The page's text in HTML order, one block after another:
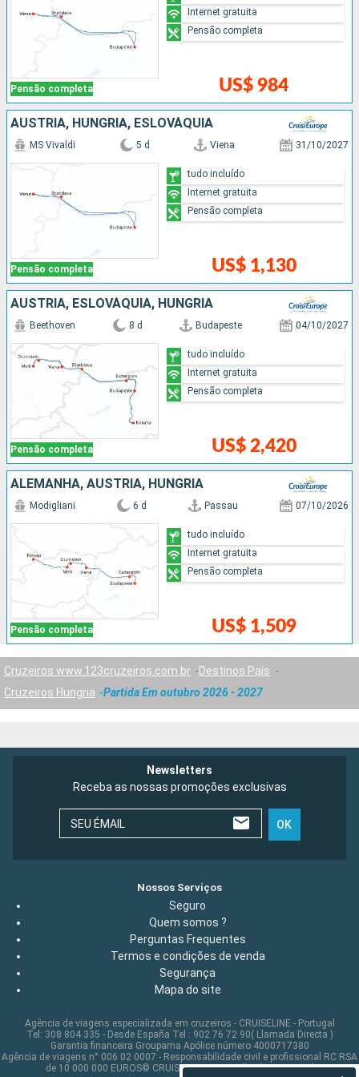
Pensão completa US$ 984
Internet gratuita
Pensão completa
AUSTRIA, HUNGRIA, ESLOVÁQUIA
Pensão completa
MS Vivaldi 5 d Viena 31/10/2027
US$ 1,130
tudo incluído
Internet gratuita
Pensão completa
AUSTRIA, ESLOVÁQUIA, HUNGRIA
Pensão completa
Beethoven 8 d Budapeste 04/10/2027
US$ 2,420
tudo incluído
Internet gratuita
Pensão completa
ALEMANHA, AUSTRIA, HUNGRIA
Pensão completa
Modigliani 6 d Passau 07/10/2026
US$ 1,509
tudo incluído
Internet gratuita
Pensão completa
Cruzeiros www.123cruzeiros.com.br
Destinos País
Cruzeiros Hungria
Partida Em outubro 2026 - 2027
Newsletters
Receba as nossas promoções exclusivas
SEU ÉMAIL OK
Nossos Serviços
Seguro
Quem somos ?
Perguntas Frequentes
Termos e condições de venda
Segurança
Mapa do site
Agência de viagens especializada em cruzeiros - CRUISELINE - Portugal
Tel: 308 804 335 - Desde España Tel : 902 76 72 90( Llamada Directa )
Garantia financeira Groupama Apólice número 4000717380
Agência de viagens n° 006 02 0007 - Responsabilidade civil e profissional RC RSA
de 10 000 000 EUROS© CRUISELINE 2026 - all rights reserved